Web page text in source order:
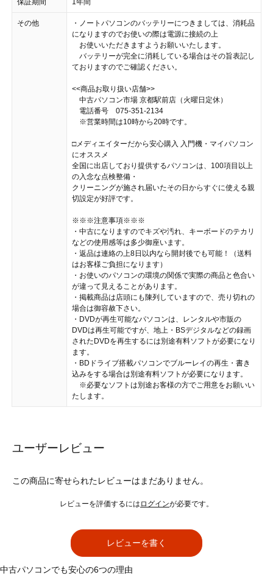
保証期間 1年間
その他
・ノートパソコンのバッテリーにつきましては、消耗品
になりますのでお使いの際は電源に接続の上
お使いいただきますようお願いいたします。
バッテリーが完全に消耗している場合はその旨表記し
ておりますのでご確認ください。
<<商品お取り扱い店舗>>
中古パソコン市場 京都駅前店（火曜日定休）
電話番号 075-351-2134
※営業時間は10時から20時です。
□メディエイターだから安心購入 入門機・マイパソコン
にオススメ
全国に出店しており提供するパソコンは、100項目以上
の入念な点検整備・
クリーニングが施され届いたその日からすぐに使える親
切設定が好評です。
※※※注意事項※※※
・中古になりますのでキズや汚れ、キーボードのテカリ
などの使用感等は多少御座います。
・返品は連絡の上8日以内なら開封後でも可能！（送料
はお客様ご負担になります）
・お使いのパソコンの環境の関係で実際の商品と色合い
が違って見えることがあります。
・掲載商品は店頭にも陳列していますので、売り切れの
場合は御容赦下さい。
・DVDが再生可能なパソコンは、レンタルや市販の
DVDは再生可能ですが、地上・BSデジタルなどの録画
されたDVDを再生するには別途有料ソフトが必要になり
ます。
・BDドライブ搭載パソコンでブルーレイの再生・書き
込みをする場合は別途有料ソフトが必要になります。
※必要なソフトは別途お客様の方でご用意をお願いい
たします。
ユーザーレビュー
この商品に寄せられたレビューはまだありません。
レビューを評価するには ログインが必要です。
レビューを書く
中古パソコンでも安心の6つの理由